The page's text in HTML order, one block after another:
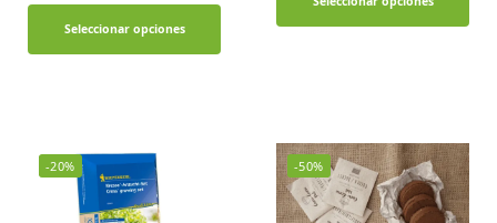
Seleccionar opciones
-20% -50%